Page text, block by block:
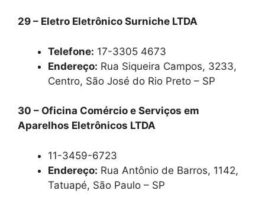
29 – Eletro Eletrônico Surniche LTDA
Telefone: 17-3305 4673
Endereço: Rua Siqueira Campos, 3233,
Centro, São José do Rio Preto – SP
30 – Oficina Comércio e Serviços em
Aparelhos Eletrônicos LTDA
11-3459-6723
Endereço: Rua Antônio de Barros, 1142,
Tatuapé, São Paulo – SP